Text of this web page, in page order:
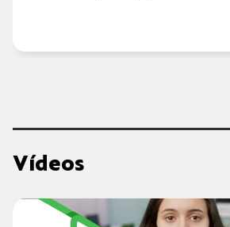
Vídeos